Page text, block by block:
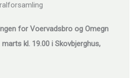
for Voervadsbro og Omegn
kl. 19.00 i Skovbjerghus,